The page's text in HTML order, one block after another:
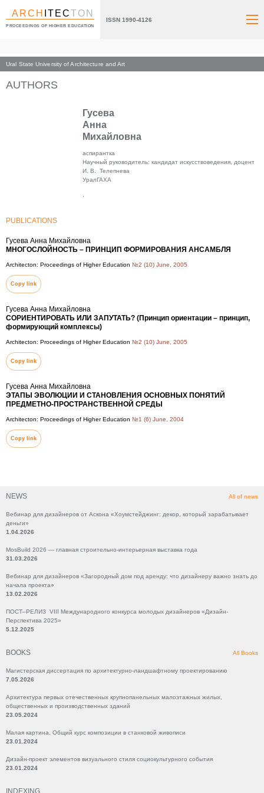
ARCH ITECTON
PROCEEDINGS OF HIGHER EDUCATION
ISSN 1990-4126
Ural State University of Architecture and Art
NEWS All of news
Вебинар для дизайнеров от Аскона «Хоумстейджинг: декор, который зарабатывает
деньги»
1.04.2026
MosBuild 2026 — главная строительно-интерьерная выставка года
31.03.2026
Вебинар для дизайнеров «Загородный дом под аренду: что дизайнеру важно знать до
начала проекта»
13.02.2026
ПОСТ–РЕЛИЗ VIII Международного конкурса молодых дизайнеров «Дизайн-
Перспектива 2025»
5.12.2025
BOOKS All Books
Магистерская диссертация по архитектурно-ландшафтному проектированию
7.05.2026
Архитектура первых отечественных крупнопанельных малоэтажных жилых,
общественных и производственных зданий
23.05.2024
Малая картина. Общий курс композиции в станковой живописи
23.01.2024
Дизайн-проект элементов визуального стиля социокультурного события
23.01.2024
INDEXING
Index page
AUTHORS
Гусева
Анна
Михайловна
аспирантка
Научный руководитель: кандидат искусствоведения, доцент
И. В. Телепнева
УралГАХА
PUBLICATIONS
Гусева Анна Михайловна
МНОГОСЛОЙНОСТЬ – ПРИНЦИП ФОРМИРОВАНИЯ АНСАМБЛЯ
Architecton: Proceedings of Higher Education №2 (10) June, 2005
Copy link
Гусева Анна Михайловна
СОРИЕНТИРОВАТЬ ИЛИ ЗАПУТАТЬ? (Принцип ориентации – принцип,
формирующий комплексы)
Architecton: Proceedings of Higher Education №2 (10) June, 2005
Copy link
Гусева Анна Михайловна
ЭТАПЫ ЭВОЛЮЦИИ И СТАНОВЛЕНИЯ ОСНОВНЫХ ПОНЯТИЙ
ПРЕДМЕТНО-ПРОСТРАНСТВЕННОЙ СРЕДЫ
Architecton: Proceedings of Higher Education №1 (6) June, 2004
Copy link